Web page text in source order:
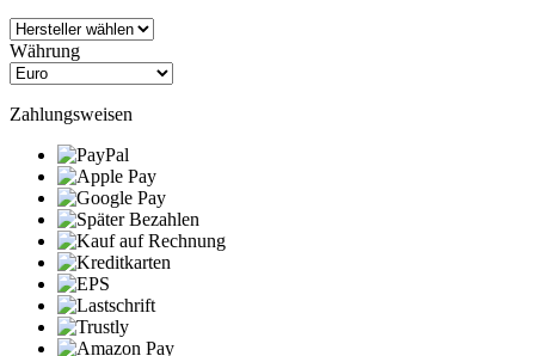
Währung
Zahlungsweisen